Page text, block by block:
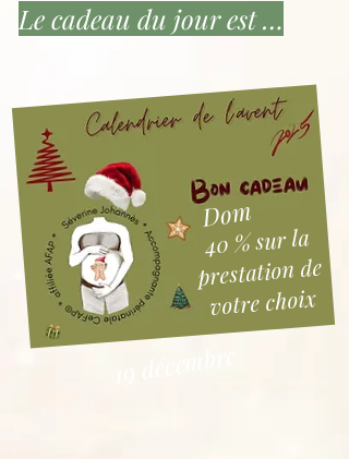
Le cadeau du jour est …
Dom
40 % sur la
prestation de
votre choix